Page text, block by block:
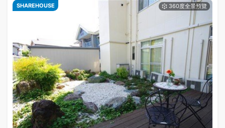
SHAREHOUSE